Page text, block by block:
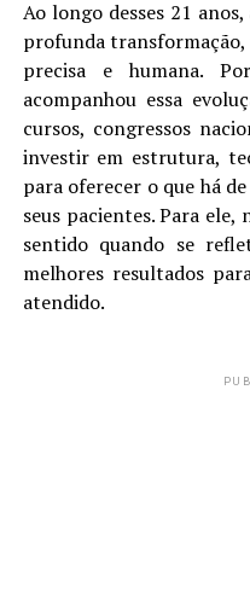
Ao longo desses 21
profunda
precisa e humana.
acompanhou essa
cursos, congressos
investir em estrutura,
para oferecer o que há
seus pacientes. Para
sentido quando se
melhores resultados
atendido.